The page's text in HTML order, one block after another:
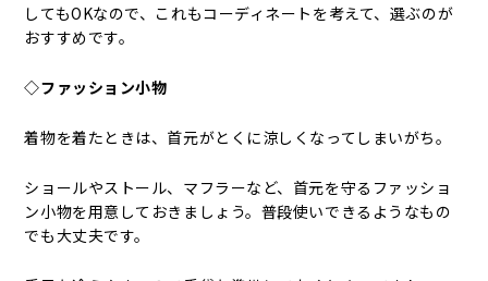
してもOKなので、これもコーディネートを考えて、選ぶのが
おすすめです。
◇ファッション小物
着物を着たときは、首元がとくに涼しくなってしまいがち。
ショールやストール、マフラーなど、首元を守るファッショ
ン小物を用意しておきましょう。普段使いできるようなもの
でも大丈夫です。